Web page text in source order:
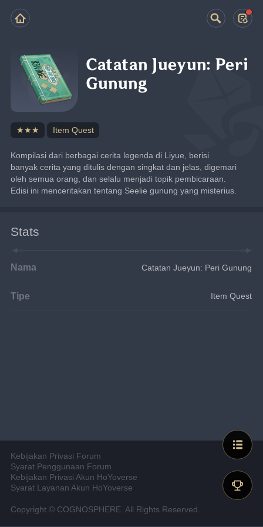
Catatan Jueyun: Peri
Gunung
★★★ Item Quest
Kompilasi dari berbagai cerita legenda di Liyue, berisi
banyak cerita yang ditulis dengan singkat dan jelas, digemari
oleh semua orang, dan selalu menjadi topik pembicaraan.
Edisi ini menceritakan tentang Seelie gunung yang misterius.
Stats
Nama Catatan Jueyun: Peri Gunung
Tipe Item Quest
Kebijakan Privasi Forum
Syarat Penggunaan Forum
Kebijakan Privasi Akun HoYoverse
Syarat Layanan Akun HoYoverse
Copyright © COGNOSPHERE. All Rights Reserved.